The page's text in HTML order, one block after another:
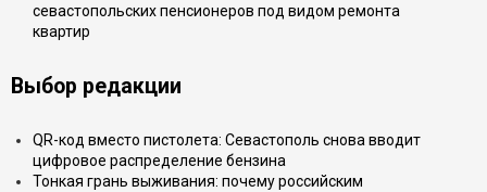
севастопольских пенсионеров под видом ремонта
квартир
Выбор редакции
QR-код вместо пистолета: Севастополь снова вводит
цифровое распределение бензина
Тонкая грань выживания: почему российским